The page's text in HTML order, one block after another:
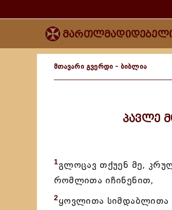
მთავარი გვერდი - ბიბლია
პავლე
1გლოცავ თქუენ მე,
რომლითა იჩინენით,
2ყოვლითა სიმდაბლითა